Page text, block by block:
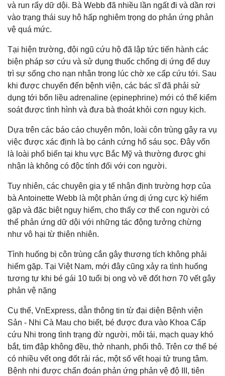
và run rẩy dữ dội. Bà Webb đã nhiều lần ngất đi và dần rơi
vào trạng thái suy hô hấp nghiêm trọng do phản ứng phản
vệ quá mức.
Tại hiện trường, đội ngũ cứu hộ đã lập tức tiến hành các
biện pháp sơ cứu và sử dụng thuốc chống dị ứng để duy
trì sự sống cho nạn nhân trong lúc chờ xe cấp cứu tới. Sau
khi được chuyển đến bệnh viện, các bác sĩ đã phải sử
dụng tới bốn liều adrenaline (epinephrine) mới có thể kiểm
soát được tình hình và đưa bà thoát khỏi cơn nguy kịch.
Dựa trên các báo cáo chuyên môn, loài côn trùng gây ra vụ
việc được xác định là bọ cánh cứng hổ sáu sọc. Đây vốn
là loài phổ biến tại khu vực Bắc Mỹ và thường được ghi
nhận là không có độc tính đối với con người.
Tuy nhiên, các chuyên gia y tế nhận định trường hợp của
bà Antoinette Webb là một phản ứng dị ứng cực kỳ hiếm
gặp và đặc biệt nguy hiểm, cho thấy cơ thể con người có
thể phản ứng dữ dội với những tác động tưởng chừng
như vô hại từ thiên nhiên.
Tình huống bị côn trùng cắn gây thương tích không phải
hiếm gặp. Tại Việt Nam, mới đây cũng xảy ra tình huống
tương tự khi bé gái 10 tuổi bị ong vò vẽ đốt hơn 70 vết gây
phản vệ nặng
Cụ thể, VnExpress, dẫn thông tin từ đại diện Bệnh viện
Sản - Nhi Cà Mau cho biết, bé được đưa vào Khoa Cấp
cứu Nhi trong tình trạng đừ người, môi tái, mạch quay khó
bắt, tim đập không đều, thở nhanh, phổi thô. Trên cơ thể bé
có nhiều vết ong đốt rải rác, một số vết hoại tử trung tâm.
Bệnh nhi được chẩn đoán phản ứng phản vệ độ III, tiên